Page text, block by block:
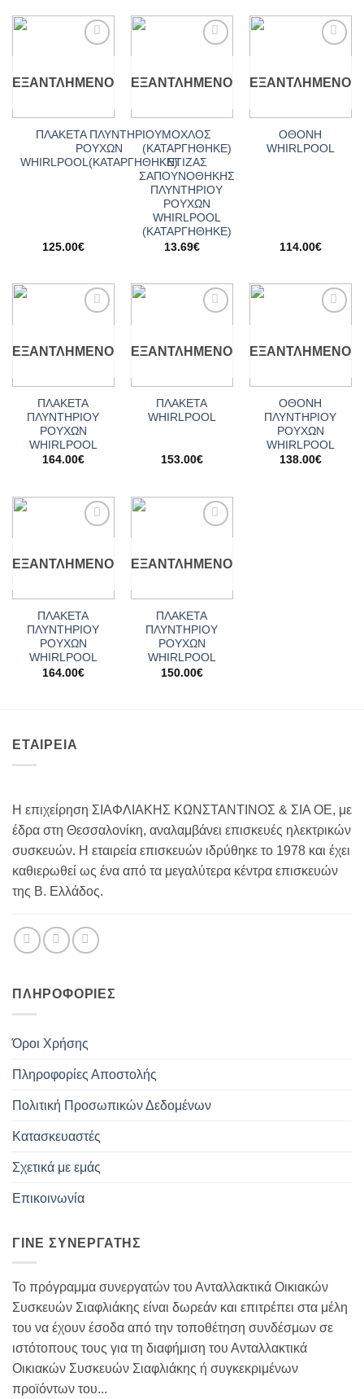
ΕΞΑΝΤΛΗΜΈΝΟ
ΠΛΑΚΕΤΑ ΠΛΥΝΤΗΡΙΟΥ
ΡΟΥΧΩΝ
WHIRLPOOL(ΚΑΤΑΡΓΗΘΗΚΕ)
125.00€
ΕΞΑΝΤΛΗΜΈΝΟ
ΜΟΧΛΟΣ
(ΚΑΤΑΡΓΗΘΗΚΕ)
ΝΤΙΖΑΣ
ΣΑΠΟΥΝΟΘΗΚΗΣ
ΠΛΥΝΤΗΡΙΟΥ
ΡΟΥΧΩΝ
WHIRLPOOL
(ΚΑΤΑΡΓΗΘΗΚΕ)
13.69€
ΕΞΑΝΤΛΗΜΈΝΟ
ΟΘΟΝΗ
WHIRLPOOL
114.00€
ΕΞΑΝΤΛΗΜΈΝΟ
ΠΛΑΚΕΤΑ
ΠΛΥΝΤΗΡΙΟΥ
ΡΟΥΧΩΝ
WHIRLPOOL
164.00€
ΕΞΑΝΤΛΗΜΈΝΟ
ΠΛΑΚΕΤΑ
WHIRLPOOL
153.00€
ΕΞΑΝΤΛΗΜΈΝΟ
ΟΘΟΝΗ
ΠΛΥΝΤΗΡΙΟΥ
ΡΟΥΧΩΝ
WHIRLPOOL
138.00€
ΕΞΑΝΤΛΗΜΈΝΟ
ΠΛΑΚΕΤΑ
ΠΛΥΝΤΗΡΙΟΥ
ΡΟΥΧΩΝ
WHIRLPOOL
164.00€
ΕΞΑΝΤΛΗΜΈΝΟ
ΠΛΑΚΕΤΑ
ΠΛΥΝΤΗΡΙΟΥ
ΡΟΥΧΩΝ
WHIRLPOOL
150.00€
ΕΤΑΙΡΕΙΑ
Η επιχείρηση ΣΙΑΦΛΙΑΚΗΣ ΚΩΝΣΤΑΝΤΙΝΟΣ & ΣΙΑ ΟΕ, με
έδρα στη Θεσσαλονίκη, αναλαμβάνει επισκευές ηλεκτρικών
συσκευών. Η εταιρεία επισκευών ιδρύθηκε το 1978 και έχει
καθιερωθεί ως ένα από τα μεγαλύτερα κέντρα επισκευών
της Β. Ελλάδος.
ΠΛΗΡΟΦΟΡΊΕΣ
Όροι Χρήσης
Πληροφορίες Αποστολής
Πολιτική Προσωπικών Δεδομένων
Κατασκευαστές
Σχετικά με εμάς
Επικοινωνία
ΓΊΝΕ ΣΥΝΕΡΓΆΤΗΣ
Το πρόγραμμα συνεργατών του Ανταλλακτικά Οικιακών
Συσκευών Σιαφλιάκης είναι δωρεάν και επιτρέπει στα μέλη
του να έχουν έσοδα από την τοποθέτηση συνδέσμων σε
ιστότοπους τους για τη διαφήμιση του Ανταλλακτικά
Οικιακών Συσκευών Σιαφλιάκης ή συγκεκριμένων
προϊόντων του...